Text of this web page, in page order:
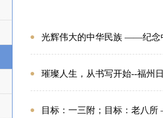
光辉伟大的中华民族 ——纪念
璀璨人生，从书写开始--福州
目标：一三附；目标：老八